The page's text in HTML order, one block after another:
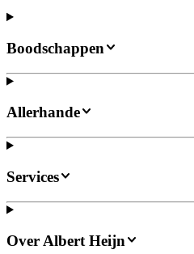
Boodschappen
Allerhande
Services
Over Albert Heijn